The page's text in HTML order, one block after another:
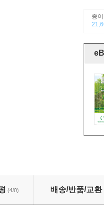
종
NCS+소방상식+실전모의
(4/0) 배송/반품/교환